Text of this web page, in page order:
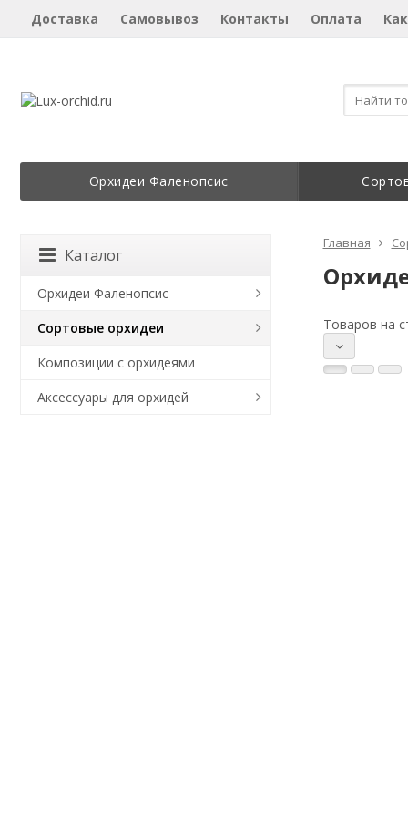
Доставка Самовывоз Контакты Оплата
Орхидеи Фаленопсис
Главная
Товаров на
Каталог
Орхидеи Фаленопсис
Сортовые орхидеи
Композиции с орхидеями
Аксессуары для орхидей